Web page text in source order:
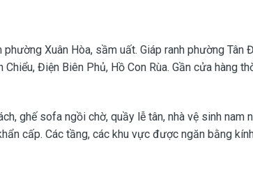
Xuân Hòa, sầm uất. Giáp ranh phường Tân
Điện Biên Phủ, Hồ Con Rùa. Gần cửa hàng
ghế sofa ngồi chờ, quầy lễ tân, nhà vệ sinh nam
cấp. Các tầng, các khu vực được ngăn bằng